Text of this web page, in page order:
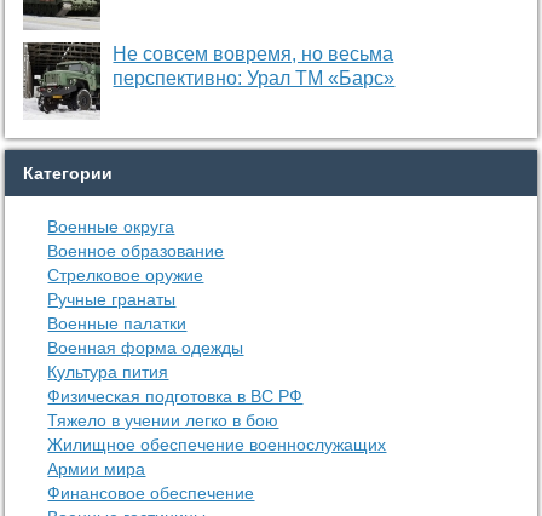
Не совсем вовремя, но весьма
перспективно: Урал ТМ «Барс»
Категории
Военные округа
Военное образование
Стрелковое оружие
Ручные гранаты
Военные палатки
Военная форма одежды
Культура пития
Физическая подготовка в ВС РФ
Тяжело в учении легко в бою
Жилищное обеспечение военнослужащих
Армии мира
Финансовое обеспечение